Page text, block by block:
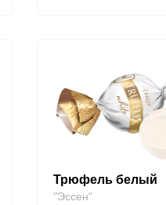
Трюфель белый
"Эссен"